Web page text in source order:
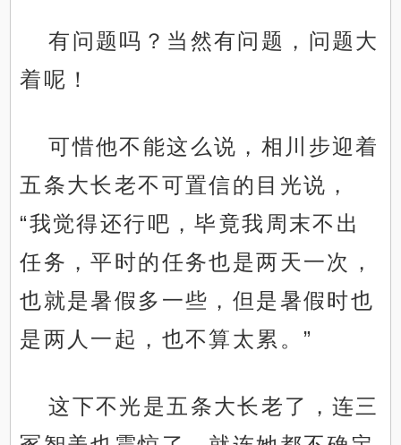
有问题吗？当然有问题，问题大
着呢！
可惜他不能这么说，相川步迎着
五条大长老不可置信的目光说，
“我觉得还行吧，毕竟我周末不出
任务，平时的任务也是两天一次，
也就是暑假多一些，但是暑假时也
是两人一起，也不算太累。”
这下不光是五条大长老了，连三